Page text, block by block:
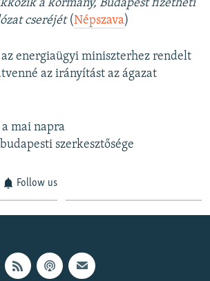
a kormány, Budapest fizetheti
cseréjét(Népszava)
energiaügyi miniszterhez rendelt
az irányítást az ágazat
mai napra
szerkesztősége
Follow us